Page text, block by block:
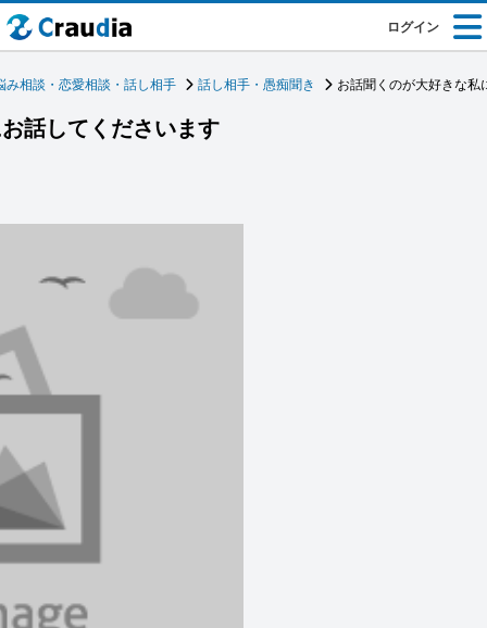
ログイン
み相談・恋愛相談・話し相手 話し相手・愚痴聞き お話聞くのが大好きな私
話してくださいます